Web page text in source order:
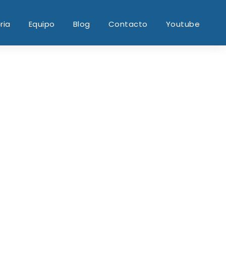
Equipo Blog Contacto Youtube